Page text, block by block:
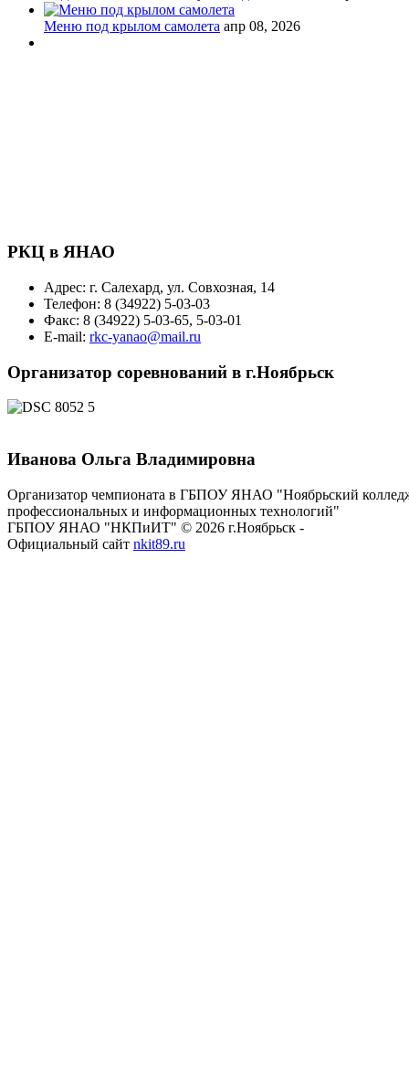
Меню под крылом самолета апр 08, 2026
РКЦ в ЯНАО
Адрес: г. Салехард, ул. Совхозная, 14
Телефон: 8 (34922) 5-03-03
Факс: 8 (34922) 5-03-65, 5-03-01
E-mail: rkc-yanao@mail.ru
Организатор соревнований в г.Ноябрьск
Иванова Ольга Владимировна
Организатор чемпионата в ГБПОУ ЯНАО "Ноябрьский
профессиональных и информационных технологий"
ГБПОУ ЯНАО "НКПиИТ" © 2026 г.Ноябрьск -
Официальный сайт nkit89.ru